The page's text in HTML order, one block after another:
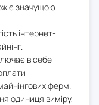
є значущою
інтернет-
в себе
ферм.
одиниця виміру,